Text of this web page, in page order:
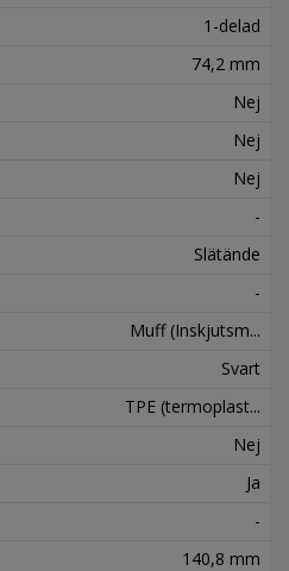
1-delad
74,2 mm
Nej
Nej
Nej
-
Slätände
-
Muff (Inskjutsm...
Svart
TPE (termoplast...
Nej
Ja
-
140,8 mm